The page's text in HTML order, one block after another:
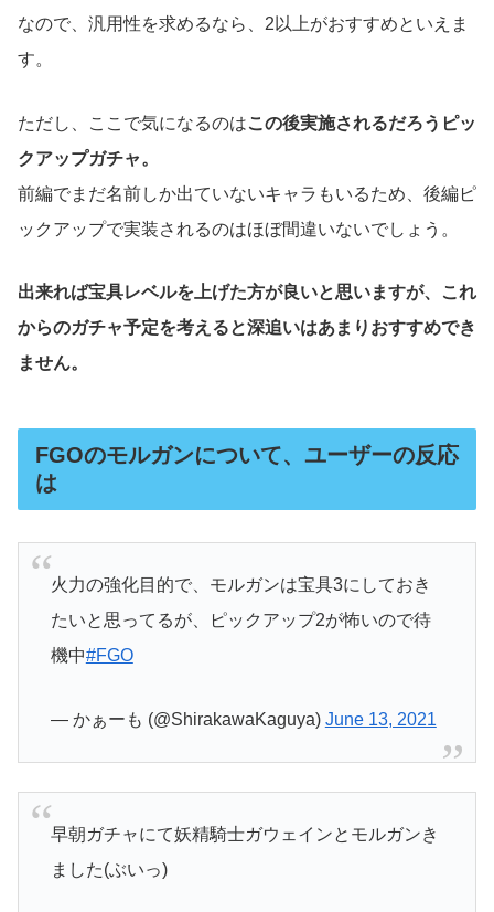
なので、汎用性を求めるなら、2以上がおすすめといえま
す。
ただし、ここで気になるのはこの後実施されるだろうピッ
クアップガチャ。
前編でまだ名前しか出ていないキャラもいるため、後編ピ
ックアップで実装されるのはほぼ間違いないでしょう。
出来れば宝具レベルを上げた方が良いと思いますが、これ
からのガチャ予定を考えると深追いはあまりおすすめでき
ません。
FGOのモルガンについて、ユーザーの反応
は
火力の強化目的で、モルガンは宝具3にしておき
たいと思ってるが、ピックアップ2が怖いので待
機中#FGO
— かぁーも (@ShirakawaKaguya) June 13, 2021
早朝ガチャにて妖精騎士ガウェインとモルガンき
ました(ぶいっ)